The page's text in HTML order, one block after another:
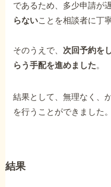
であるため、多少申請が
らないことを相談者に丁
そのうえで、次回予約を
らう手配を進めました。
結果として、無理なく、
を行うことができました。
結果